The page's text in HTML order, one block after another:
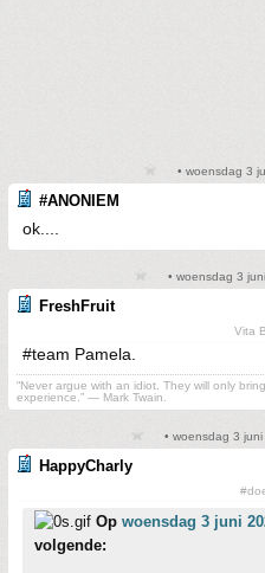
• woensdag 3
#ANONIEM
ok....
• woensdag 3
FreshFruit
Vita
#team Pamela.
“Never argue with an idiot. They will only
experience.” ― Mark Twain.
• woensdag 3
HappyCharly
Op woensdag 3 juni
volgende: